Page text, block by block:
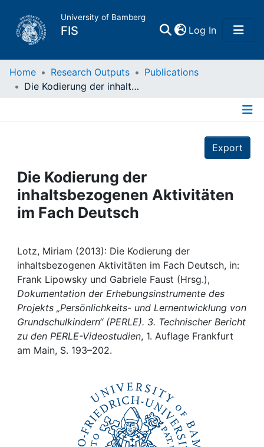
University of Bamberg
FIS Log In(current)
Home
Projects
People
Awards
My FIS
Help
Home Research Outputs
Publications
Die Kodierung der inhaltsbezogenen Aktivitäten im Fach Deutsch
Export
Die Kodierung der
inhaltsbezogenen Aktivitäten
im Fach Deutsch
Lotz, Miriam (2013): Die Kodierung der
inhaltsbezogenen Aktivitäten im Fach Deutsch, in:
Frank Lipowsky und Gabriele Faust (Hrsg.),
Dokumentation der Erhebungsinstrumente des
Projekts „Persönlichkeits- und Lernentwicklung von
Grundschulkindern“ (PERLE). 3. Technischer Bericht
zu den PERLE-Videostudien, 1. Auflage Frankfurt
am Main, S. 193–202.